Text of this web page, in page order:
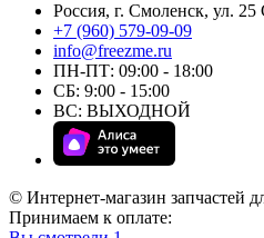
Россия, г. Смоленск, ул. 25
+7 (960) 579-09-09
info@freezme.ru
ПН-ПТ: 09:00 - 18:00
СБ: 9:00 - 15:00
ВС: ВЫХОДНОЙ
© Интернет-магазин запчастей
Принимаем к оплате: